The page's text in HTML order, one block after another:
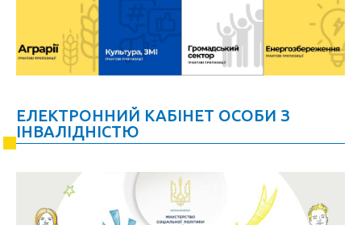
ЕЛЕКТРОННИЙ КАБІНЕТ ОСОБИ З
ІНВАЛІДНІСТЮ